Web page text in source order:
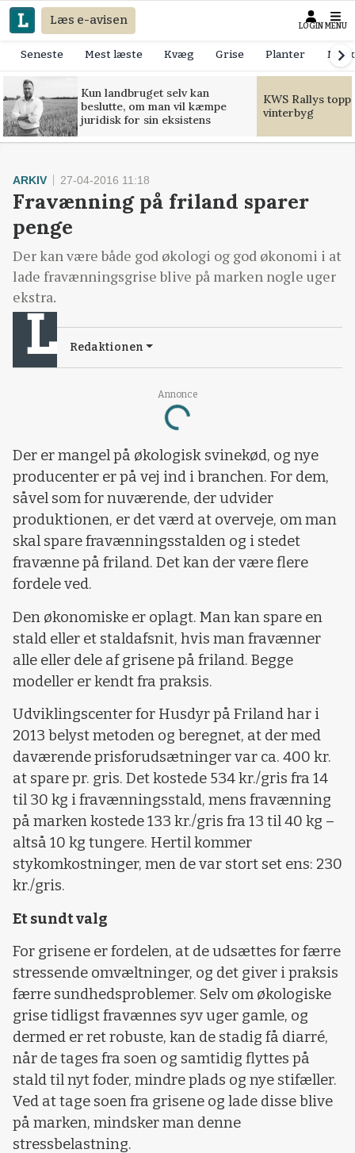
Læs e-avisen LOGIN MENU
Seneste Mest læste Kvæg Grise Planter
Kun landbruget selv kan
beslutte, om man vil kæmpe
juridisk for sin eksistens
KWS Rallys
vinterbyg
Annonce
Loading...
ARKIV 27-04-2016 11:18
Fravænning på friland sparer
penge
Der kan være både god økologi og god økonomi i at
lade fravænningsgrise blive på marken nogle uger
ekstra.
Redaktionen
Der er mangel på økologisk svinekød, og nye
producenter er på vej ind i branchen. For dem,
såvel som for nuværende, der udvider
produktionen, er det værd at overveje, om man
skal spare fravænningsstalden og i stedet
fravænne på friland. Det kan der være flere
fordele ved.
Den økonomiske er oplagt. Man kan spare en
stald eller et staldafsnit, hvis man fravænner
alle eller dele af grisene på friland. Begge
modeller er kendt fra praksis.
Udviklingscenter for Husdyr på Friland har i
2013 belyst metoden og beregnet, at der med
daværende prisforudsætninger var ca. 400 kr.
at spare pr. gris. Det kostede 534 kr./gris fra 14
til 30 kg i fravænningsstald, mens fravænning
på marken kostede 133 kr./gris fra 13 til 40 kg –
altså 10 kg tungere. Hertil kommer
stykomkostninger, men de var stort set ens: 230
kr./gris.
Et sundt valg
For grisene er fordelen, at de udsættes for færre
stressende omvæltninger, og det giver i praksis
færre sundhedsproblemer. Selv om økologiske
grise tidligst fravænnes syv uger gamle, og
dermed er ret robuste, kan de stadig få diarré,
når de tages fra soen og samtidig flyttes på
stald til nyt foder, mindre plads og nye stifæller.
Ved at tage soen fra grisene og lade disse blive
på marken, mindsker man denne
stressbelastning.